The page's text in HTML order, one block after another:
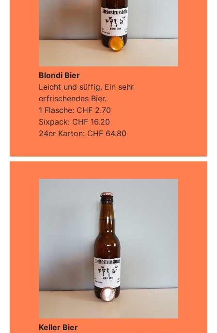
Blondi Bier
Leicht und süffig. Ein sehr
erfrischendes Bier.
1 Flasche: CHF 2.70
Sixpack: CHF 16.20
24er Karton: CHF 64.80
Keller Bier